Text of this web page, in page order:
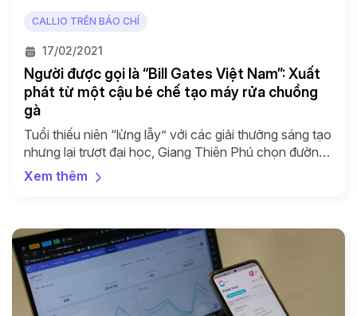
CALLIO TRÊN BÁO CHÍ
17/02/2021
Người được gọi là “Bill Gates Việt Nam”: Xuất
phát từ một cậu bé chế tạo máy rửa chuồng
gà
Tuổi thiếu niên “lừng lẫy” với các giải thưởng sáng tạo
nhưng lại trượt đại học, Giang Thiên Phú chọn đường
đi cho mình theo quan điểm: Chưa biết mình đam mê
gì thì cứ chọn một ngành vừa sức. Năm 2004, nhiều
Xem thêm